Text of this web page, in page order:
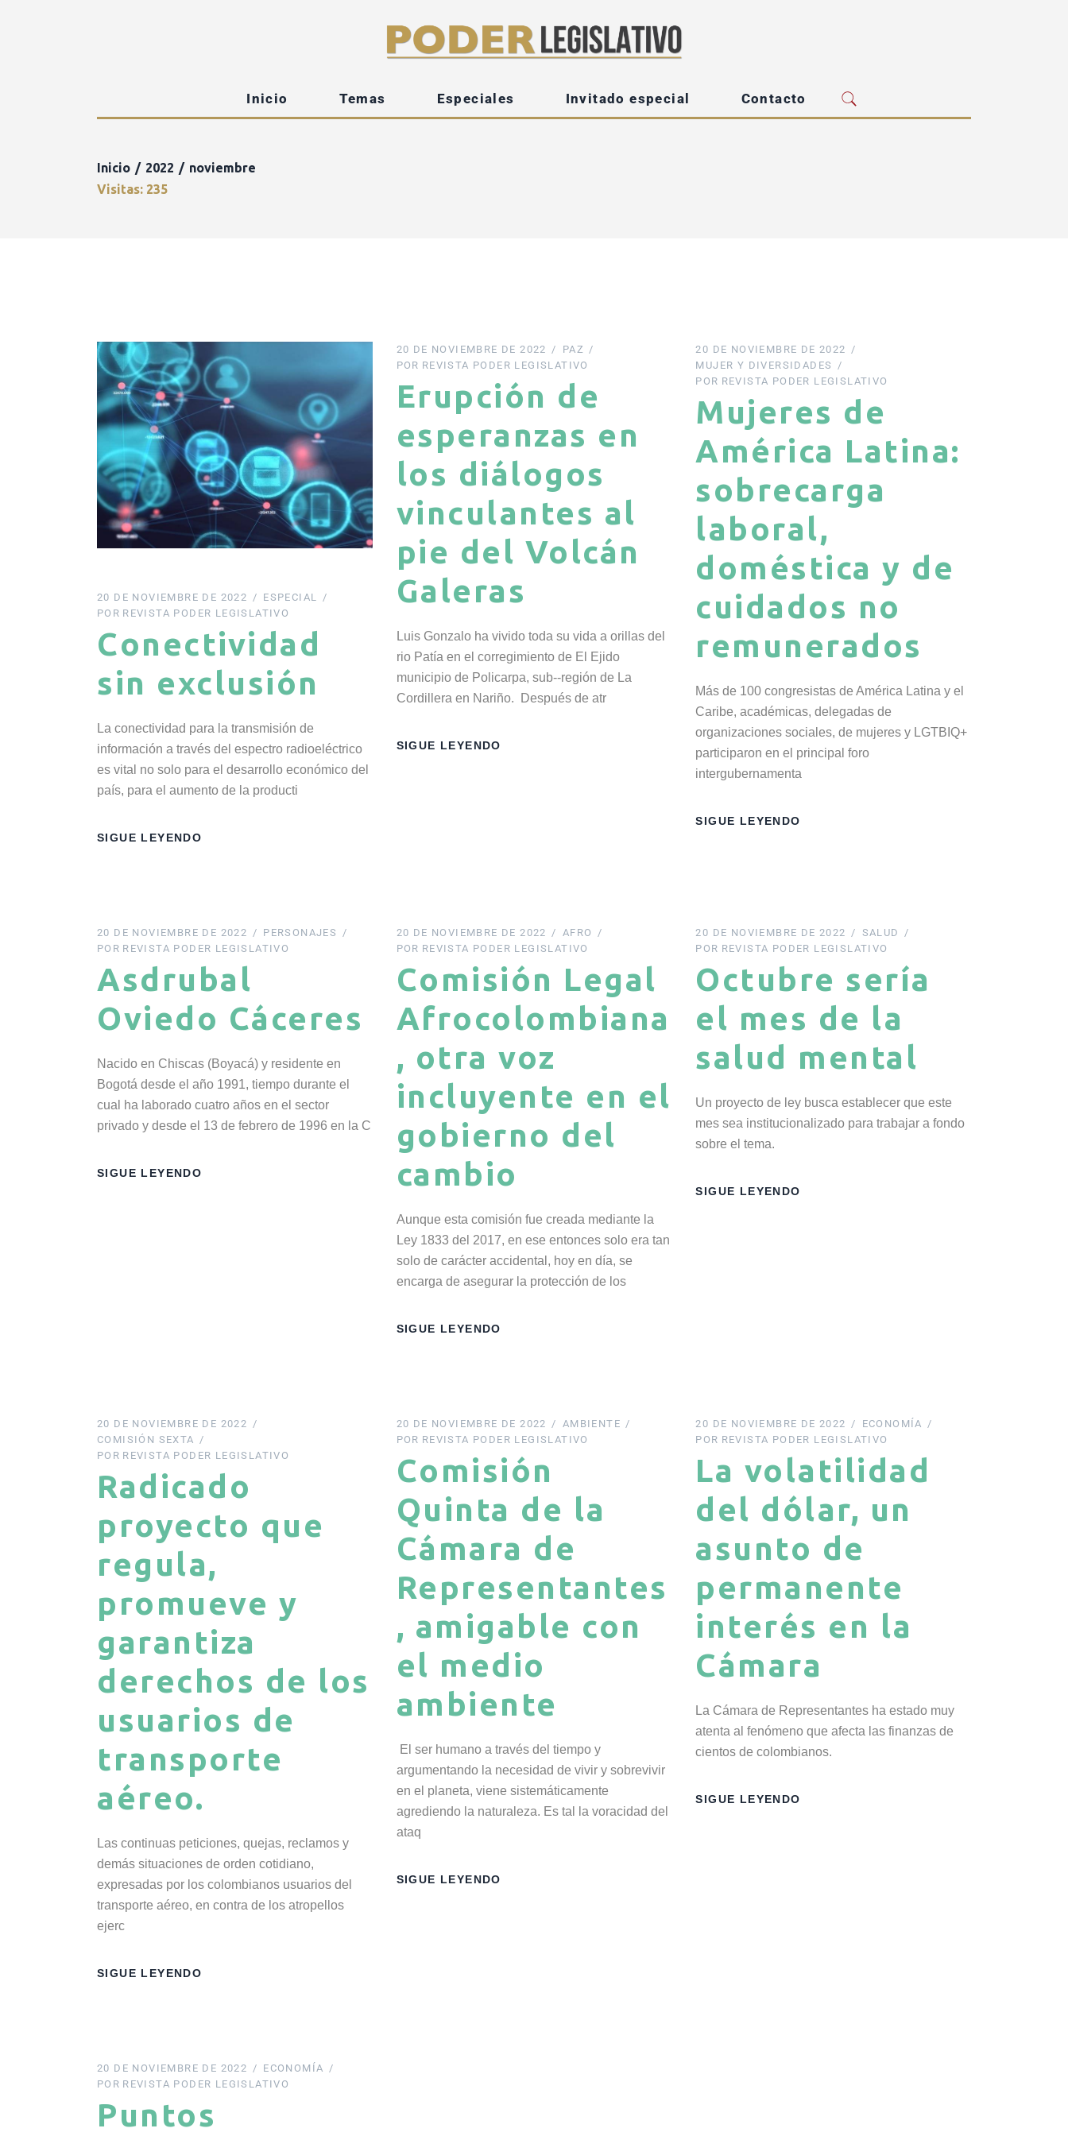
Inicio Temas Especiales Invitado especial Contacto
Inicio 2022
noviembre
Visitas: 235
20 DE NOVIEMBRE DE 2022
ESPECIAL
POR REVISTA PODER LEGISLATIVO
Conectividad
sin exclusión
La conectividad para la transmisión de
información a través del espectro radioeléctrico
es vital no solo para el desarrollo económico del
país, para el aumento de la producti
SIGUE LEYENDO
20 DE NOVIEMBRE DE 2022
PAZ
POR REVISTA PODER LEGISLATIVO
Erupción de
esperanzas en
los diálogos
vinculantes al
pie del Volcán
Galeras
Luis Gonzalo ha vivido toda su vida a orillas del
rio Patía en el corregimiento de El Ejido
municipio de Policarpa, sub-­‐región de La
Cordillera en Nariño. Después de atr
SIGUE LEYENDO
20 DE NOVIEMBRE DE 2022
MUJER Y DIVERSIDADES
POR REVISTA PODER LEGISLATIVO
Mujeres de
América Latina:
sobrecarga
laboral,
doméstica y de
cuidados no
remunerados
Más de 100 congresistas de América Latina y el
Caribe, académicas, delegadas de
organizaciones sociales, de mujeres y LGTBIQ+
participaron en el principal foro
intergubernamenta
SIGUE LEYENDO
20 DE NOVIEMBRE DE 2022
PERSONAJES
POR REVISTA PODER LEGISLATIVO
Asdrubal
Oviedo Cáceres
Nacido en Chiscas (Boyacá) y residente en
Bogotá desde el año 1991, tiempo durante el
cual ha laborado cuatro años en el sector
privado y desde el 13 de febrero de 1996 en la C
SIGUE LEYENDO
20 DE NOVIEMBRE DE 2022
AFRO
POR REVISTA PODER LEGISLATIVO
Comisión Legal
Afrocolombiana
, otra voz
incluyente en el
gobierno del
cambio
Aunque esta comisión fue creada mediante la
Ley 1833 del 2017, en ese entonces solo era tan
solo de carácter accidental, hoy en día, se
encarga de asegurar la protección de los
SIGUE LEYENDO
20 DE NOVIEMBRE DE 2022
SALUD
POR REVISTA PODER LEGISLATIVO
Octubre sería
el mes de la
salud mental
Un proyecto de ley busca establecer que este
mes sea institucionalizado para trabajar a fondo
sobre el tema.
SIGUE LEYENDO
20 DE NOVIEMBRE DE 2022
COMISIÓN SEXTA
POR REVISTA PODER LEGISLATIVO
Radicado
proyecto que
regula,
promueve y
garantiza
derechos de los
usuarios de
transporte
aéreo.
Las continuas peticiones, quejas, reclamos y
demás situaciones de orden cotidiano,
expresadas por los colombianos usuarios del
transporte aéreo, en contra de los atropellos
ejerc
SIGUE LEYENDO
20 DE NOVIEMBRE DE 2022
AMBIENTE
POR REVISTA PODER LEGISLATIVO
Comisión
Quinta de la
Cámara de
Representantes
, amigable con
el medio
ambiente
El ser humano a través del tiempo y
argumentando la necesidad de vivir y sobrevivir
en el planeta, viene sistemáticamente
agrediendo la naturaleza. Es tal la voracidad del
ataq
SIGUE LEYENDO
20 DE NOVIEMBRE DE 2022
ECONOMÍA
POR REVISTA PODER LEGISLATIVO
La volatilidad
del dólar, un
asunto de
permanente
interés en la
Cámara
La Cámara de Representantes ha estado muy
atenta al fenómeno que afecta las finanzas de
cientos de colombianos.
SIGUE LEYENDO
20 DE NOVIEMBRE DE 2022
ECONOMÍA
POR REVISTA PODER LEGISLATIVO
Puntos